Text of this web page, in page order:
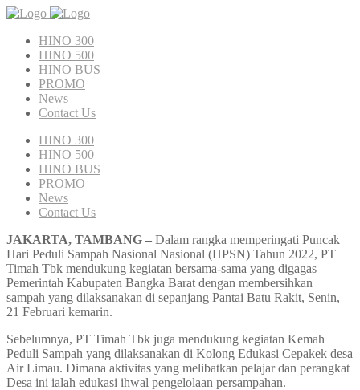
HINO 300
HINO 500
HINO BUS
PROMO
News
Contact Us
HINO 300
HINO 500
HINO BUS
PROMO
News
Contact Us
JAKARTA, TAMBANG – Dalam rangka memperingati Puncak
Hari Peduli Sampah Nasional Nasional (HPSN) Tahun 2022, PT
Timah Tbk mendukung kegiatan bersama-sama yang digagas
Pemerintah Kabupaten Bangka Barat dengan membersihkan
sampah yang dilaksanakan di sepanjang Pantai Batu Rakit, Senin,
21 Februari kemarin.
Sebelumnya, PT Timah Tbk juga mendukung kegiatan Kemah
Peduli Sampah yang dilaksanakan di Kolong Edukasi Cepakek desa
Air Limau. Dimana aktivitas yang melibatkan pelajar dan perangkat
Desa ini ialah edukasi ihwal pengelolaan persampahan.